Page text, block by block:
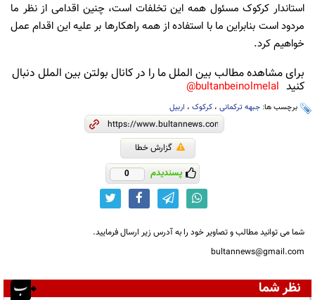
استاندار کرکوک مسئول همه این تخلفات است، چنین اقدامی از نظر ما
مردود است بنابراین ما با استفاده از همه راهکارها بر علیه این اقدام عمل
خواهیم کرد.
برای مشاهده مطالب بین الملل ما را در کانال بولتن بین الملل دنبال
کنید bultanbeinolmelal@
برچسب ها: جبهه ترکمانی ، کرکوک ، اربیل
گزارش خطا
پسندیدم 0
شما می توانید مطالب و تصاویر خود را به آدرس زیر ارسال فرمایید.
bultannews@gmail.com
نظر شما